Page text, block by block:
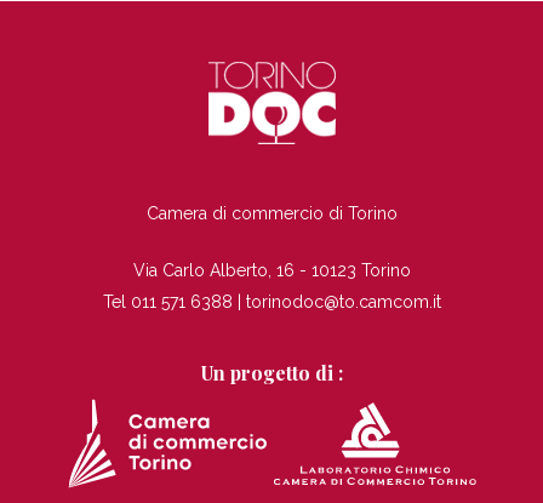
Camera di commercio di Torino
Via Carlo Alberto, 16 - 10123 Torino
Tel 011 571 6388 | torinodoc@to.camcom.it
Un progetto di :